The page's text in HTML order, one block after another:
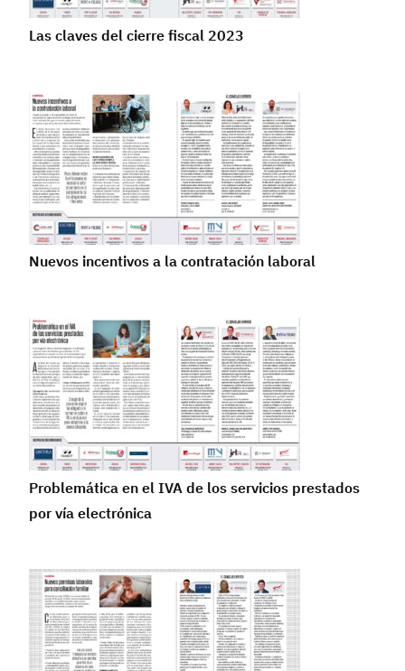
Las claves del cierre fiscal 2023
Nuevos incentivos a la contratación laboral
Problemática en el IVA de los servicios prestados
por vía electrónica